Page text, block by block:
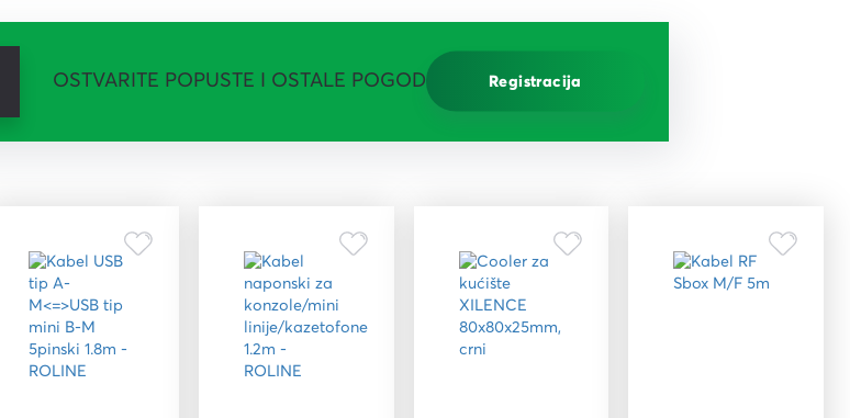
OSTVARITE POPUSTE I OSTALE POGODNOSTI!Registracija